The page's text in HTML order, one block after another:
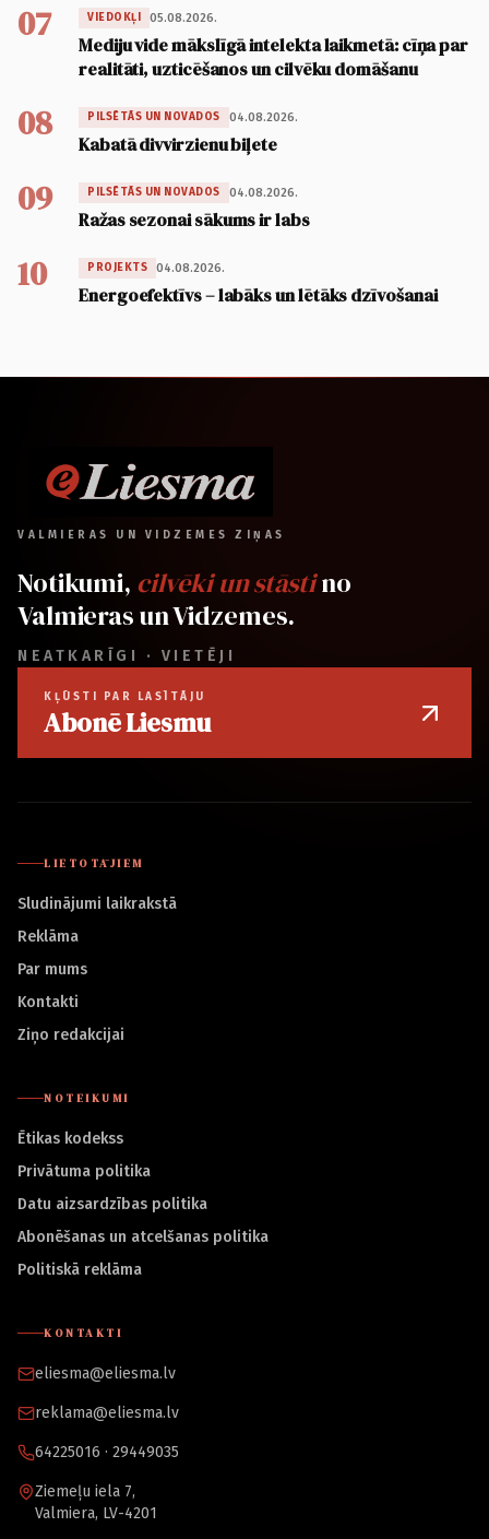
07 VIEDOKĻI 05.08.2026.
Mediju vide mākslīgā intelekta laikmetā: cīņa par
realitāti, uzticēšanos un cilvēku domāšanu
08 PILSĒTĀS UN NOVADOS 04.08.2026.
Kabatā divvirzienu biļete
09 PILSĒTĀS UN NOVADOS 04.08.2026.
Ražas sezonai sākums ir labs
10 PROJEKTS 04.08.2026.
Energoefektīvs – labāks un lētāks dzīvošanai
VALMIERAS UN VIDZEMES ZIŅAS
Notikumi, cilvēki un stāstino
Valmieras un Vidzemes.
NEATKARĪGI · VIETĒJI
KĻŪSTI PAR LASĪTĀJU
Abonē Liesmu
LIETOTĀJIEM
Sludinājumi laikrakstā
Reklāma
Par mums
Kontakti
Ziņo redakcijai
NOTEIKUMI
Ētikas kodekss
Privātuma politika
Datu aizsardzības politika
Abonēšanas un atcelšanas politika
Politiskā reklāma
KONTAKTI
eliesma@eliesma.lv
reklama@eliesma.lv
64225016 · 29449035
Ziemeļu iela 7,
Valmiera, LV-4201